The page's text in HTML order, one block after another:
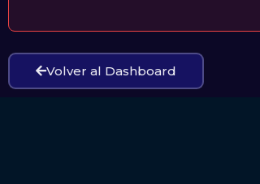
Volver al Dashboard